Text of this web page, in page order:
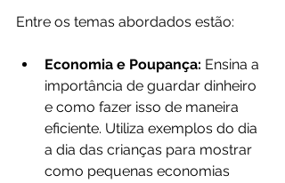
Entre os temas abordados estão:
Economia e Poupança: Ensina a
importância de guardar dinheiro
e como fazer isso de maneira
eficiente. Utiliza exemplos do dia
a dia das crianças para mostrar
como pequenas economias